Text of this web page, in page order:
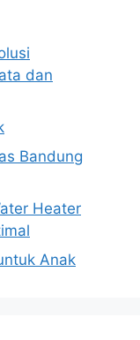
dan
Bandung
Heater
Anak